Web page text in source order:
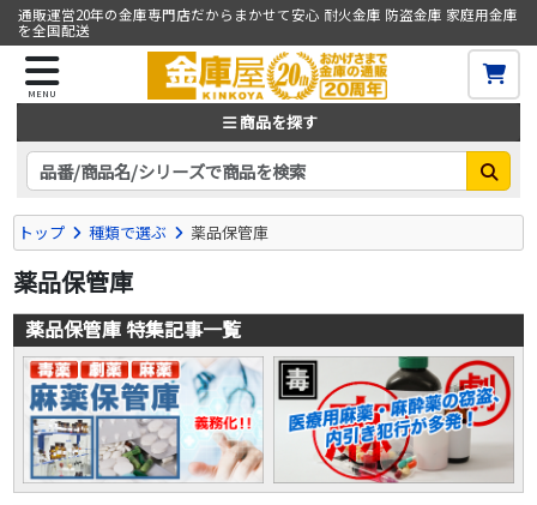
通販運営20年の金庫専門店だからまかせて安心 耐火金庫 防盗金庫 家庭用金庫
を全国配送
MENU
商品を探す
トップ 種類で選ぶ 薬品保管庫
薬品保管庫
薬品保管庫 特集記事一覧